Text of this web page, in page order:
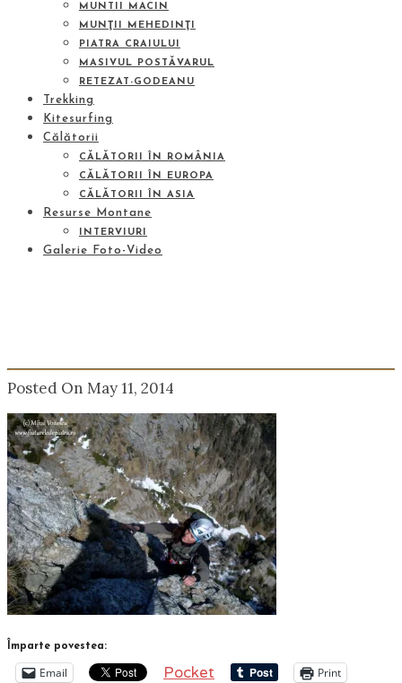
MUNTII MACIN
MUNŢII MEHEDINŢI
PIATRA CRAIULUI
MASIVUL POSTĂVARUL
RETEZAT-GODEANU
Trekking
Kitesurfing
Călătorii
CĂLĂTORII ÎN ROMÂNIA
CĂLĂTORII ÎN EUROPA
CĂLĂTORII ÎN ASIA
Resurse Montane
INTERVIURI
Galerie Foto-Video
Posted On May 11, 2014
Împarte povestea:
Email Pocket Print